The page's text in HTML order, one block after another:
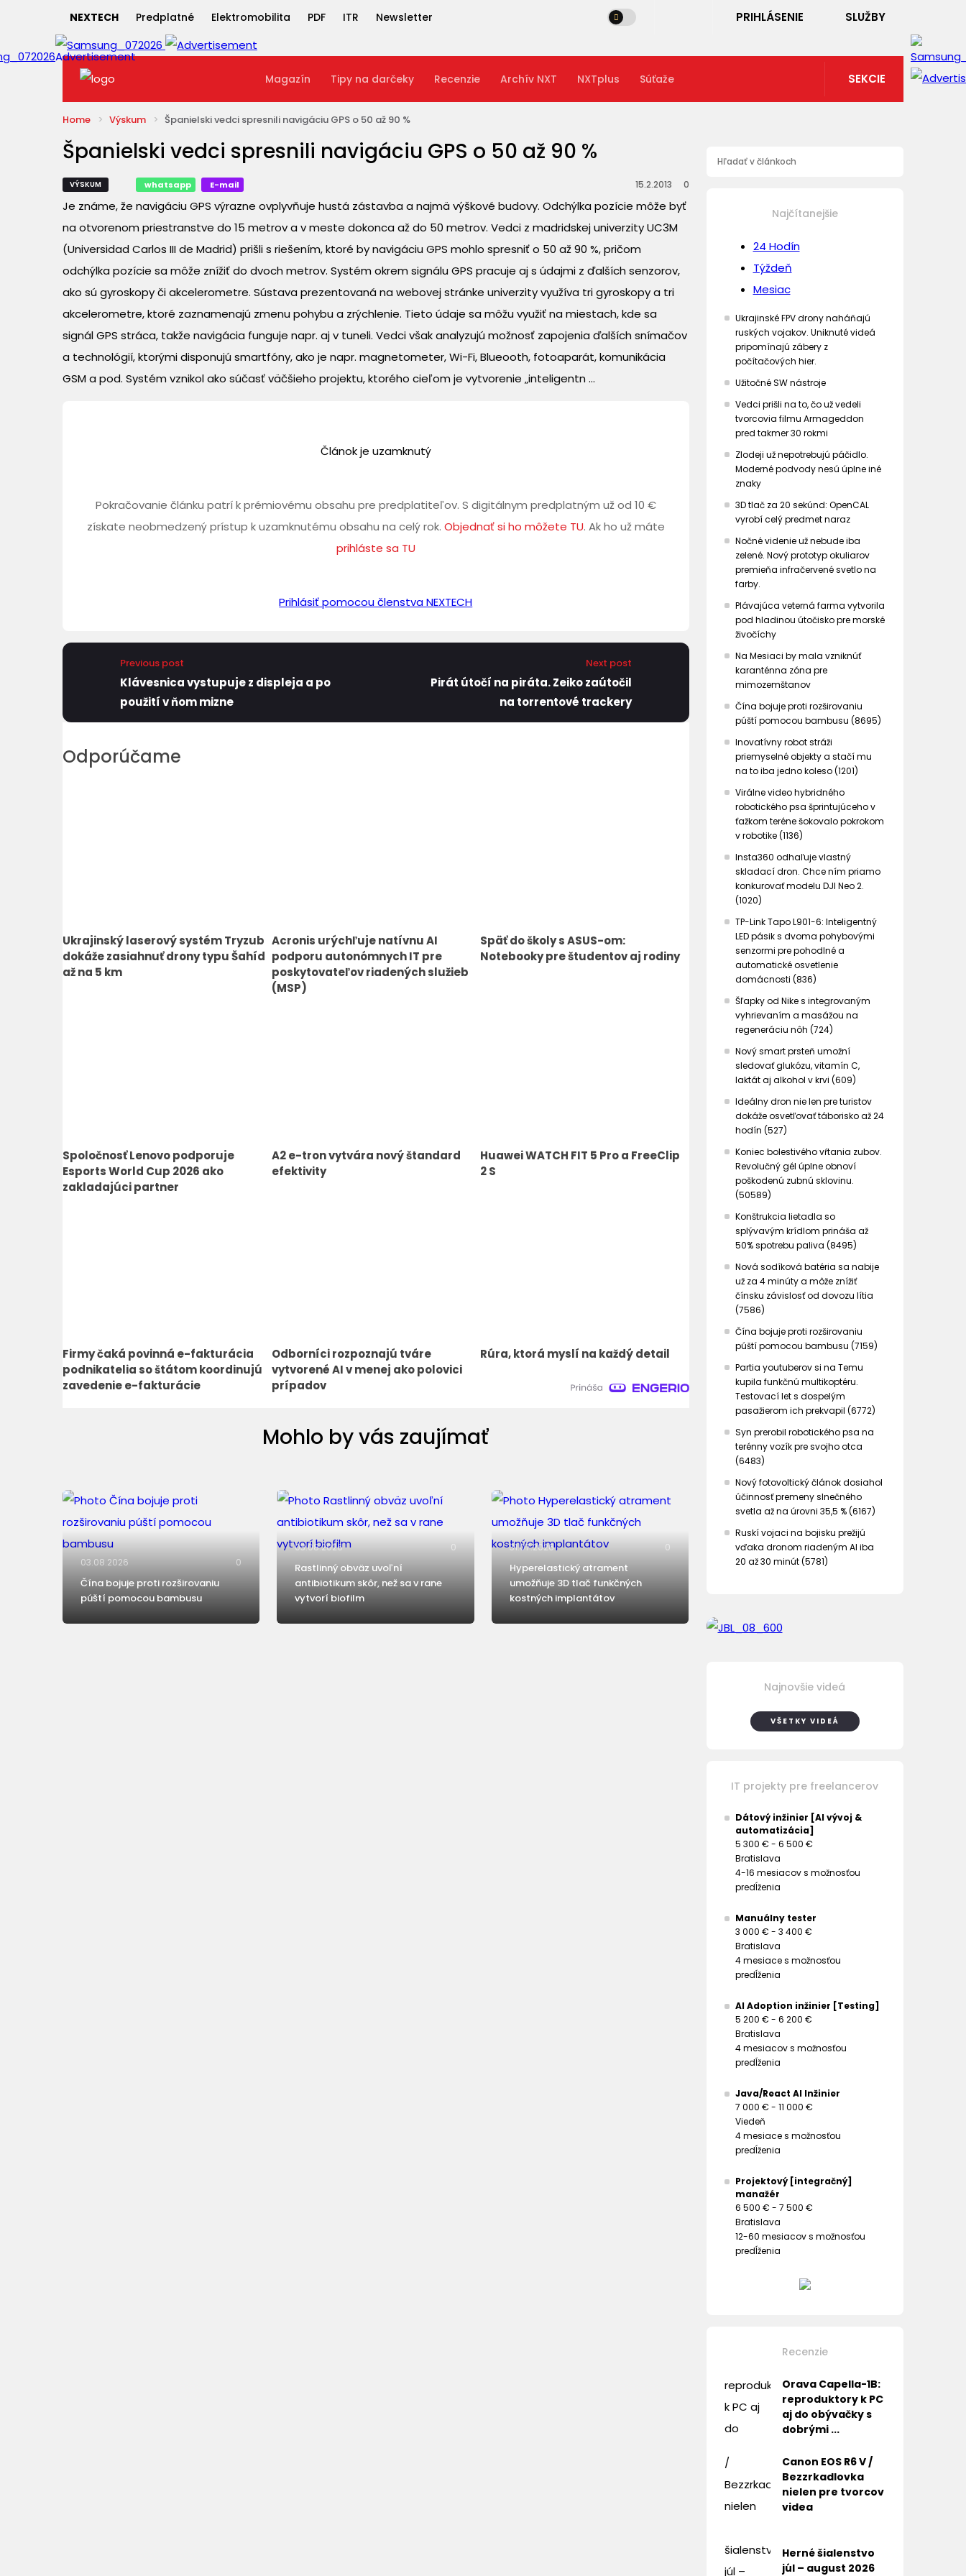
NEXTECH Predplatné Elektromobilita PDF ITR Newsletter PRIHLÁSENIE SLUŽBY
Magazín Tipy na darčeky Recenzie Archív NXT NXTplus Súťaže SEKCIE
Home Výskum Španielski vedci spresnili navigáciu GPS o 50 až 90 %
Španielski vedci spresnili navigáciu GPS o 50 až 90 %
VÝSKUM whatsapp E-mail 15.2.2013 0
Je známe, že navigáciu GPS výrazne ovplyvňuje hustá zástavba a najmä výškové budovy. Odchýlka pozície môže byť
na otvorenom priestranstve do 15 metrov a v meste dokonca až do 50 metrov. Vedci z madridskej univerzity UC3M
(Universidad Carlos III de Madrid) prišli s riešením, ktoré by navigáciu GPS mohlo spresniť o 50 až 90 %, pričom
odchýlka pozície sa môže znížiť do dvoch metrov. Systém okrem signálu GPS pracuje aj s údajmi z ďalších senzorov,
ako sú gyroskopy či akcelerometre. Sústava prezentovaná na webovej stránke univerzity využíva tri gyroskopy a tri
akcelerometre, ktoré zaznamenajú zmenu pohybu a zrýchlenie. Tieto údaje sa môžu využiť na miestach, kde sa
signál GPS stráca, takže navigácia funguje napr. aj v tuneli. Vedci však analyzujú možnosť zapojenia ďalších snímačov
a technológií, ktorými disponujú smartfóny, ako je napr. magnetometer, Wi-Fi, Blueooth, fotoaparát, komunikácia
GSM a pod. Systém vznikol ako súčasť väčšieho projektu, ktorého cieľom je vytvorenie „inteligentn ...
Článok je uzamknutý
Pokračovanie článku patrí k prémiovému obsahu pre predplatiteľov. S digitálnym predplatným už od 10 €
získate neobmedzený prístup k uzamknutému obsahu na celý rok. Objednať si ho môžete TU. Ak ho už máte
prihláste sa TU
Prihlásiť pomocou členstva NEXTECH
Previous post
Klávesnica vystupuje z displeja a po
použití v ňom mizne
Next post
Pirát útočí na piráta. Zeiko zaútočil
na torrentové trackery
Odporúčame
Ukrajinský laserový systém Tryzub
dokáže zasiahnuť drony typu Šahíd
až na 5 km
Acronis urýchľuje natívnu AI
podporu autonómnych IT pre
poskytovateľov riadených služieb
(MSP)
Späť do školy s ASUS-om:
Notebooky pre študentov aj rodiny
Spoločnosť Lenovo podporuje
Esports World Cup 2026 ako
zakladajúci partner
A2 e-tron vytvára nový štandard
efektivity
Huawei WATCH FIT 5 Pro a FreeClip
2 S
Firmy čaká povinná e-fakturácia
podnikatelia so štátom koordinujú
zavedenie e-fakturácie
Odborníci rozpoznajú tváre
vytvorené AI v menej ako polovici
prípadov
Rúra, ktorá myslí na každý detail
Mohlo by vás zaujímať
03.08.2026 0
Čína bojuje proti rozširovaniu
púští pomocou bambusu
03.08.2026 0
Rastlinný obväz uvoľní
antibiotikum skôr, než sa v rane
vytvorí biofilm
31.07.2026 0
Hyperelastický atrament
umožňuje 3D tlač funkčných
kostných implantátov
Najčítanejšie
24 Hodín
Týždeň
Mesiac
Ukrajinské FPV drony naháňajú
ruských vojakov. Uniknuté videá
pripomínajú zábery z
počítačových hier.
Užitočné SW nástroje
Vedci prišli na to, čo už vedeli
tvorcovia filmu Armageddon
pred takmer 30 rokmi
Zlodeji už nepotrebujú páčidlo.
Moderné podvody nesú úplne iné
znaky
3D tlač za 20 sekúnd: OpenCAL
vyrobí celý predmet naraz
Nočné videnie už nebude iba
zelené. Nový prototyp okuliarov
premieňa infračervené svetlo na
farby.
Plávajúca veterná farma vytvorila
pod hladinou útočisko pre morské
živočíchy
Na Mesiaci by mala vzniknúť
karanténna zóna pre
mimozemštanov
Čína bojuje proti rozširovaniu
púští pomocou bambusu (8695)
Inovatívny robot stráži
priemyselné objekty a stačí mu
na to iba jedno koleso (1201)
Virálne video hybridného
robotického psa šprintujúceho v
ťažkom teréne šokovalo pokrokom
v robotike (1136)
Insta360 odhaľuje vlastný
skladací dron. Chce ním priamo
konkurovať modelu DJI Neo 2.
(1020)
TP-Link Tapo L901-6: Inteligentný
LED pásik s dvoma pohybovými
senzormi pre pohodlné a
automatické osvetlenie
domácnosti (836)
Šľapky od Nike s integrovaným
vyhrievaním a masážou na
regeneráciu nôh (724)
Nový smart prsteň umožní
sledovať glukózu, vitamín C,
laktát aj alkohol v krvi (609)
Ideálny dron nie len pre turistov
dokáže osvetľovať táborisko až 24
hodín (527)
Koniec bolestivého vŕtania zubov.
Revolučný gél úplne obnoví
poškodenú zubnú sklovinu.
(50589)
Konštrukcia lietadla so
splývavým krídlom prináša až
50% spotrebu paliva (8495)
Nová sodíková batéria sa nabije
už za 4 minúty a môže znížiť
čínsku závislosť od dovozu lítia
(7586)
Čína bojuje proti rozširovaniu
púští pomocou bambusu (7159)
Partia youtuberov si na Temu
kupila funkčnú multikoptéru.
Testovací let s dospelým
pasažierom ich prekvapil (6772)
Syn prerobil robotického psa na
terénny vozík pre svojho otca
(6483)
Nový fotovoltický článok dosiahol
účinnosť premeny slnečného
svetla až na úrovni 35,5 % (6167)
Ruskí vojaci na bojisku prežijú
vďaka dronom riadeným AI iba
20 až 30 minút (5781)
Najnovšie videá
VŠETKY VIDEÁ
IT projekty pre freelancerov
Dátový inžinier [AI vývoj &
automatizácia]
5 300 € - 6 500 €
Bratislava
4-16 mesiacov s možnosťou
predĺženia
Manuálny tester
3 000 € - 3 400 €
Bratislava
4 mesiace s možnosťou
predĺženia
AI Adoption inžinier [Testing]
5 200 € - 6 200 €
Bratislava
4 mesiacov s možnosťou
predĺženia
Java/React AI Inžinier
7 000 € - 11 000 €
Viedeň
4 mesiace s možnosťou
predĺženia
Projektový [integračný]
manažér
6 500 € - 7 500 €
Bratislava
12-60 mesiacov s možnosťou
predĺženia
Recenzie
Orava Capella-1B:
reproduktory k PC
aj do obývačky s
dobrými ...
Canon EOS R6 V /
Bezzrkadlovka
nielen pre tvorcov
videa
Herné šialenstvo
júl – august 2026